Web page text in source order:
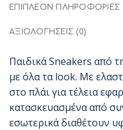
ΕΠΙΠΛΈΟΝ ΠΛΗΡΟΦΟΡΊΕΣ
ΑΞΙΟΛΟΓΉΣΕΙΣ (0)
Παιδικά Sneakers από
με όλα τα look. Με
στο πλάι για τέλεια
κατασκευασμένα από
εσωτερικά διαθέτουν